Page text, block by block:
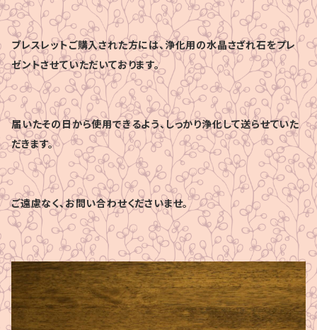
ブレスレットご購入された方には、浄化用の水晶さざれ石をプレ
ゼントさせていただいております。
届いたその日から使用できるよう、しっかり浄化して送らせていた
だきます。
ご遠慮なく、お問い合わせくださいませ。